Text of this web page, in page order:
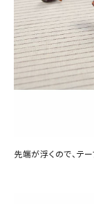
先端が浮くので、テ